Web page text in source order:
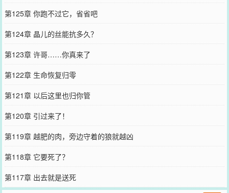
第125章 你跑不过它，省省吧
第124章 晶儿的丝能抗多久？
第123章 许哥……你真来了
第122章 生命恢复归零
第121章 以后这里也归你管
第120章 引过来了！
第119章 越肥的肉，旁边守着的狼就越凶
第118章 它要死了？
第117章 出去就是送死